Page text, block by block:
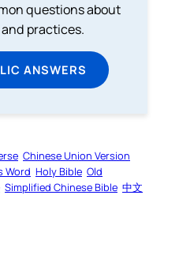
questions about
practices.
ANSWERS
Chinese Union Version
Word Holy Bible Old
Simplified Chinese Bible 中文